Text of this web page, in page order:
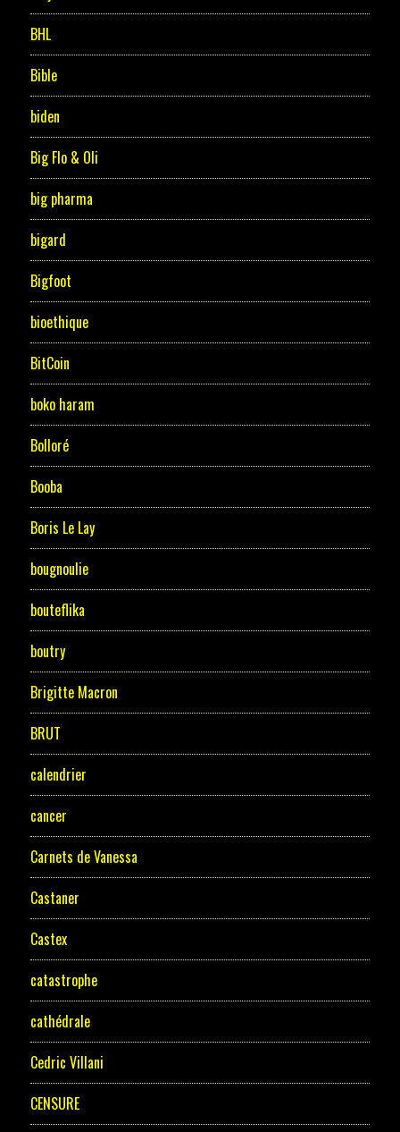
BHL
Bible
biden
Big Flo & Oli
big pharma
bigard
Bigfoot
bioethique
BitCoin
boko haram
Bolloré
Booba
Boris Le Lay
bougnoulie
bouteflika
boutry
Brigitte Macron
BRUT
calendrier
cancer
Carnets de Vanessa
Castaner
Castex
catastrophe
cathédrale
Cedric Villani
CENSURE